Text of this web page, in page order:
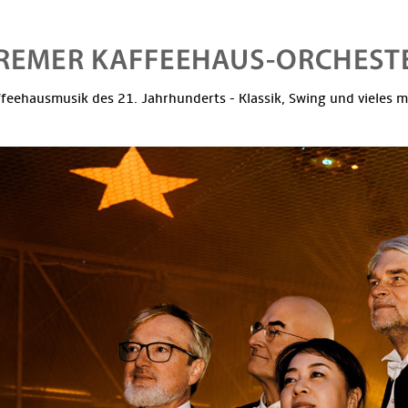
des 21. Jahrhunderts - Klassik, Swing und vieles